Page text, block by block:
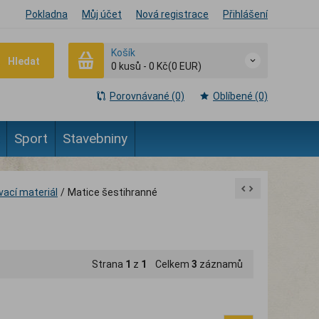
Pokladna Můj účet Nová registrace Přihlášení
Hledat
Košík
0 kusů - 0 Kč(0 EUR)
Porovnávané (0) Oblíbené (0)
Sport Stavebniny
materiál / Matice šestihranné
Strana 1 z 1 Celkem 3 záznamů